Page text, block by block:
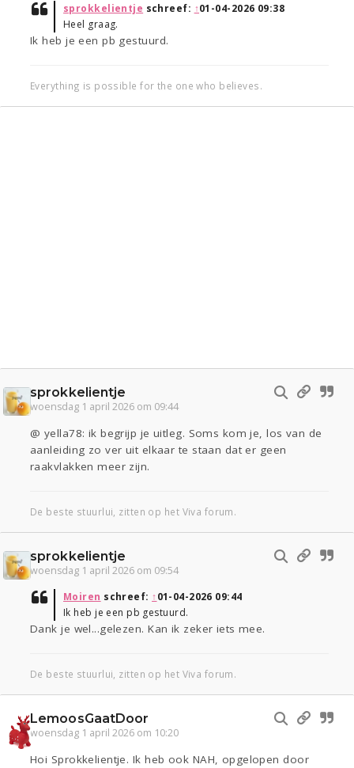
sprokkelientje schreef: ↑01-04-2026 09:38
Heel graag.
Ik heb je een pb gestuurd.
Everything is possible for the one who believes.
sprokkelientje
woensdag 1 april 2026 om 09:44
@ yella78: ik begrijp je uitleg. Soms kom je, los van de
aanleiding zo ver uit elkaar te staan dat er geen
raakvlakken meer zijn.
De beste stuurlui, zitten op het Viva forum.
sprokkelientje
woensdag 1 april 2026 om 09:54
Moiren schreef: ↑01-04-2026 09:44
Ik heb je een pb gestuurd.
Dank je wel...gelezen. Kan ik zeker iets mee.
De beste stuurlui, zitten op het Viva forum.
LemoosGaatDoor
woensdag 1 april 2026 om 10:20
Hoi Sprokkelientje. Ik heb ook NAH, opgelopen door